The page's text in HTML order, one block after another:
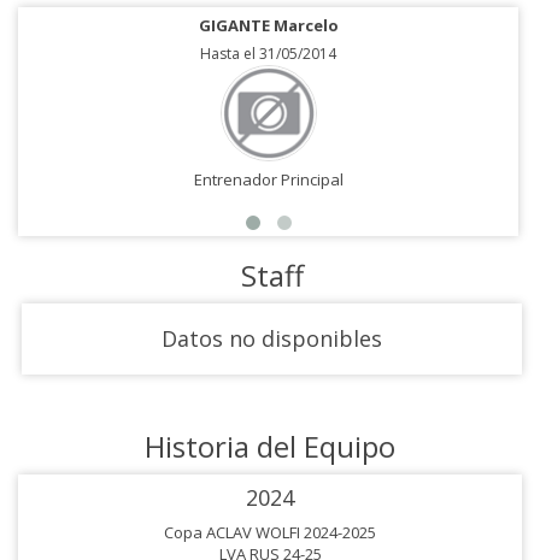
GIGANTE Marcelo
Hasta el 31/05/2014
Entrenador Principal
Staff
Datos no disponibles
Historia del Equipo
2024
Copa ACLAV WOLFI 2024-2025
LVA RUS 24-25